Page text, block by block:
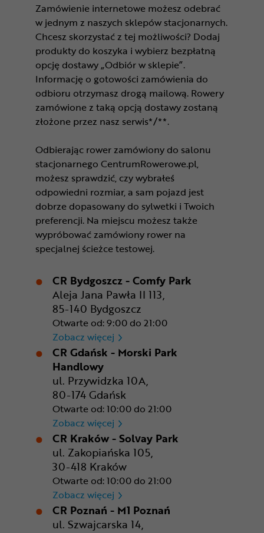
Zamówienie internetowe możesz odebrać
w jednym z naszych sklepów stacjonarnych.
Chcesz skorzystać z tej możliwości? Dodaj
produkty do koszyka i wybierz bezpłatną
opcję dostawy „Odbiór w sklepie”.
Informację o gotowości zamówienia do
odbioru otrzymasz drogą mailową. Rowery
zamówione z taką opcją dostawy zostaną
złożone przez nasz serwis*/**.
Odbierając rower zamówiony do salonu
stacjonarnego CentrumRowerowe.pl,
możesz sprawdzić, czy wybrałeś
odpowiedni rozmiar, a sam pojazd jest
dobrze dopasowany do sylwetki i Twoich
preferencji. Na miejscu możesz także
wypróbować zamówiony rower na
specjalnej ścieżce testowej.
CR Bydgoszcz - Comfy Park
Aleja Jana Pawła II 113,
85-140 Bydgoszcz
Otwarte od: 9:00 do 21:00
Zobacz więcej CR Bydgoszcz - Comfy Park
CR Gdańsk - Morski Park
Handlowy
ul. Przywidzka 10A,
80-174 Gdańsk
Otwarte od: 10:00 do 21:00
Zobacz więcej CR Gdańsk - Morski Park
CR Kraków - Solvay Park
ul. Zakopiańska 105,
30-418 Kraków
Otwarte od: 10:00 do 21:00
Zobacz więcej CR Kraków - Solvay Park
CR Poznań - M1 Poznań
ul. Szwajcarska 14,